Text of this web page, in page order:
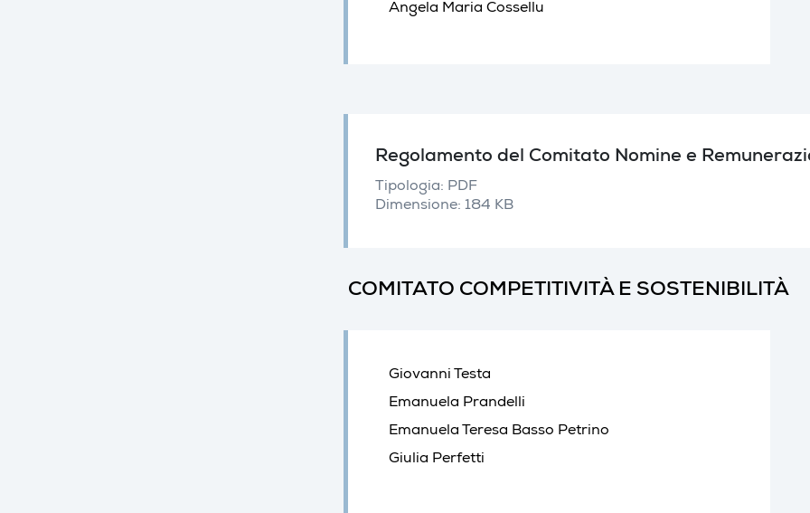
Angela Maria Cossellu
Regolamento del Comitato Nomine e
Tipologia: PDF
Dimensione: 184 KB
COMITATO COMPETITIVITÀ E SOSTENIBILITÀ
Giovanni Testa
Emanuela Prandelli
Emanuela Teresa Basso Petrino
Giulia Perfetti